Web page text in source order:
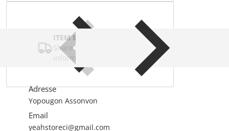
ITEM BAR TITLE
Share shipping, delivery, policy
information.
Adresse
Yopougon Assonvon
Email
yeahstoreci@gmail.com